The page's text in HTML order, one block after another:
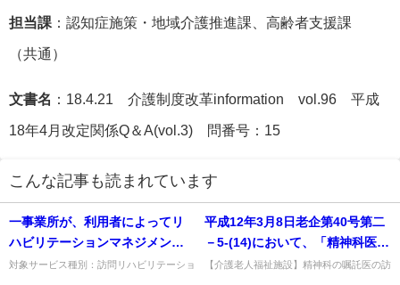
担当課 ：認知症施策・地域介護推進課、高齢者支援課
（共通）
文書名 ：18.4.21 介護制度改革information vol.96 平成
18年4月改定関係Q＆A(vol.3) 問番号：15
こんな記事も読まれています
一事業所が、利用者によってリ
ハビリテーションマネジメント
加算(Ａ)イ又はロ若しくは(Ｂ)イ
対象サービス種別：訪問リハビリテーショ
平成12年3月8日老企第40号第二
－5-(14)において、「精神科医が
嘱託医である場合は、配置医師
【介護老人福祉施設】精神科の嘱託医の訪